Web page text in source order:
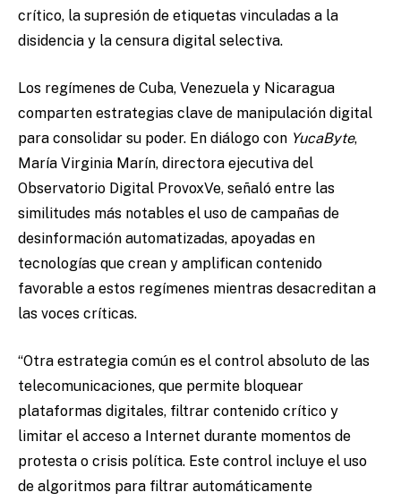
crítico, la supresión de etiquetas vinculadas a la
disidencia y la censura digital selectiva.
Los regímenes de Cuba, Venezuela y Nicaragua
comparten estrategias clave de manipulación digital
para consolidar su poder. En diálogo con YucaByte,
María Virginia Marín, directora ejecutiva del
Observatorio Digital ProvoxVe, señaló entre las
similitudes más notables el uso de campañas de
desinformación automatizadas, apoyadas en
tecnologías que crean y amplifican contenido
favorable a estos regímenes mientras desacreditan a
las voces críticas.
“Otra estrategia común es el control absoluto de las
telecomunicaciones, que permite bloquear
plataformas digitales, filtrar contenido crítico y
limitar el acceso a Internet durante momentos de
protesta o crisis política. Este control incluye el uso
de algoritmos para filtrar automáticamente